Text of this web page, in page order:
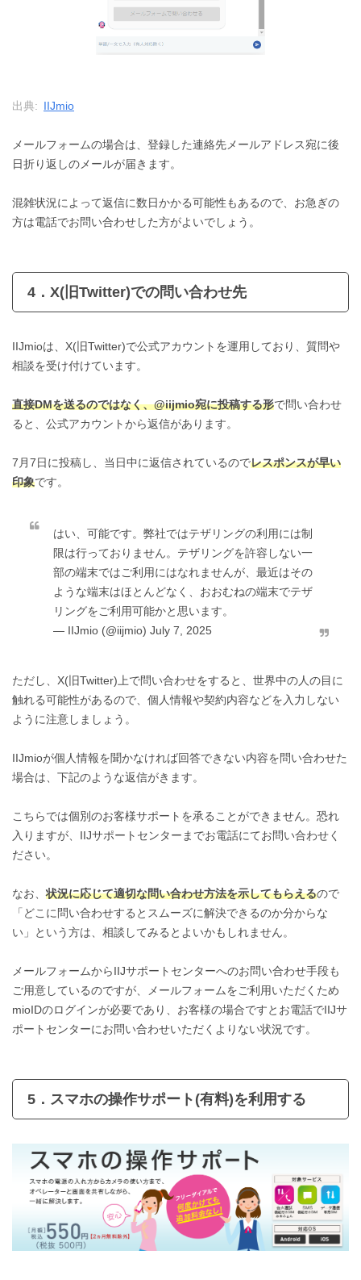
出典: IIJmio
メールフォームの場合は、登録した連絡先メールアドレス宛に後
日折り返しのメールが届きます。
混雑状況によって返信に数日かかる可能性もあるので、お急ぎの
方は電話でお問い合わせした方がよいでしょう。
4．X(旧Twitter)での問い合わせ先
IIJmioは、X(旧Twitter)で公式アカウントを運用しており、質問や
相談を受け付けています。
直接DMを送るのではなく、@iijmio宛に投稿する形で問い合わせ
ると、公式アカウントから返信があります。
7月7日に投稿し、当日中に返信されているのでレスポンスが早い
印象です。
はい、可能です。弊社ではテザリングの利用には制
限は行っておりません。テザリングを許容しない一
部の端末ではご利用にはなれませんが、最近はその
ような端末はほとんどなく、おおむねの端末でテザ
リングをご利用可能かと思います。
— IIJmio (@iijmio) July 7, 2025
ただし、X(旧Twitter)上で問い合わせをすると、世界中の人の目に
触れる可能性があるので、個人情報や契約内容などを入力しない
ように注意しましょう。
IIJmioが個人情報を聞かなければ回答できない内容を問い合わせた
場合は、下記のような返信がきます。
こちらでは個別のお客様サポートを承ることができません。恐れ
入りますが、IIJサポートセンターまでお電話にてお問い合わせく
ださい。
なお、状況に応じて適切な問い合わせ方法を示してもらえるので
「どこに問い合わせするとスムーズに解決できるのか分からな
い」という方は、相談してみるとよいかもしれません。
メールフォームからIIJサポートセンターへのお問い合わせ手段も
ご用意しているのですが、メールフォームをご利用いただくため
mioIDのログインが必要であり、お客様の場合ですとお電話でIIJサ
ポートセンターにお問い合わせいただくよりない状況です。
5．スマホの操作サポート(有料)を利用する